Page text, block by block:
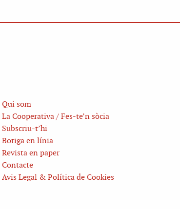
Qui som
La Cooperativa / Fes-te’n sòcia
Subscriu-t’hi
Botiga en línia
Revista en paper
Contacte
Avis Legal & Política de Cookies